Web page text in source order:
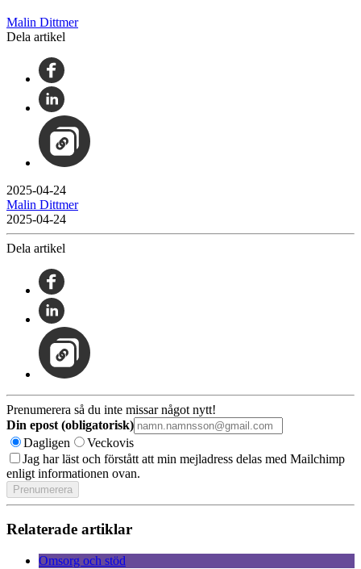
Malin Dittmer
Dela artikel
2025-04-24
Malin Dittmer
2025-04-24
Dela artikel
Prenumerera så du inte missar något nytt!
Din epost (obligatorisk)
Dagligen
Veckovis
Jag har läst och förstått att min mejladress delas med Mailchimp
enligt informationen ovan.
Relaterade artiklar
Omsorg och stöd